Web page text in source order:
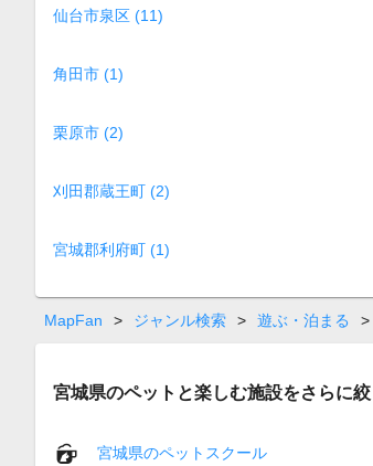
仙台市泉区 (11)
角田市 (1)
栗原市 (2)
刈田郡蔵王町 (2)
宮城郡利府町 (1)
MapFan > ジャンル検索 > 遊ぶ・泊まる >
宮城県のペットと楽しむ施設をさらに
宮城県のペットスクール